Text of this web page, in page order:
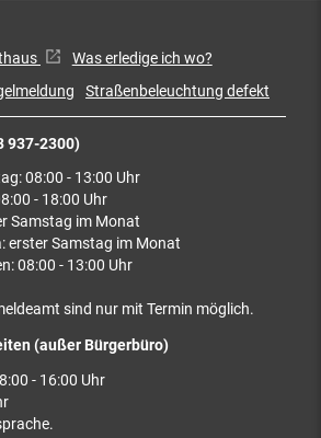
937-2300)
08:00 - 13:00 Uhr
- 18:00 Uhr
Samstag im Monat
erster Samstag im Monat
08:00 - 13:00 Uhr
sind nur mit Termin möglich.
(außer Bürgerbüro)
- 16:00 Uhr
Was erledige ich wo?
Straßenbeleuchtung defekt